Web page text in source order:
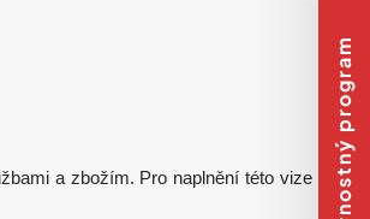
a zbožím. Pro naplnění této vize
Vernostný program